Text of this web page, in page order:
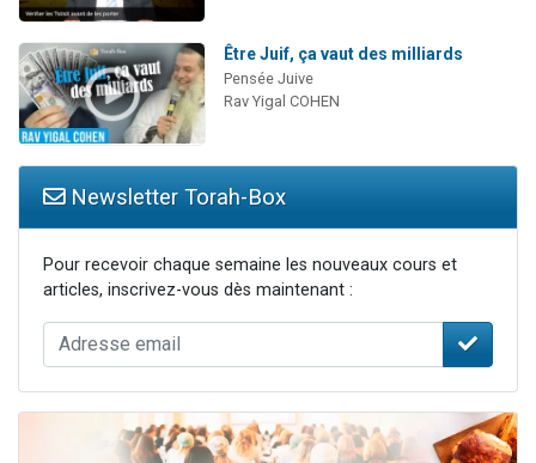
Être Juif, ça vaut des milliards
Pensée Juive
Rav Yigal COHEN
Newsletter Torah-Box
Pour recevoir chaque semaine les nouveaux cours et
articles, inscrivez-vous dès maintenant :